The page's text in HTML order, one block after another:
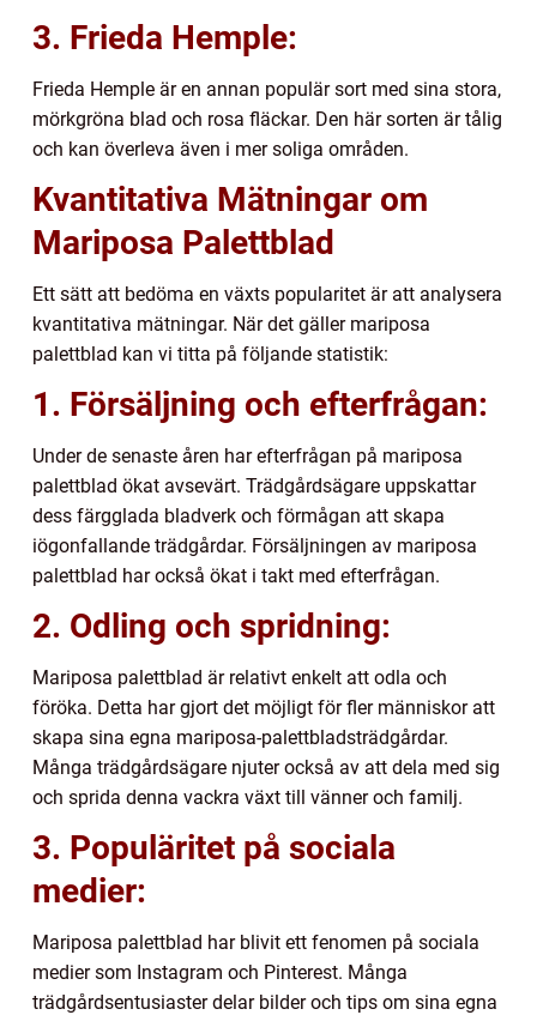
3. Frieda Hemple:
Frieda Hemple är en annan populär sort med sina stora,
mörkgröna blad och rosa fläckar. Den här sorten är tålig
och kan överleva även i mer soliga områden.
Kvantitativa Mätningar om
Mariposa Palettblad
Ett sätt att bedöma en växts popularitet är att analysera
kvantitativa mätningar. När det gäller mariposa
palettblad kan vi titta på följande statistik:
1. Försäljning och efterfrågan:
Under de senaste åren har efterfrågan på mariposa
palettblad ökat avsevärt. Trädgårdsägare uppskattar
dess färgglada bladverk och förmågan att skapa
iögonfallande trädgårdar. Försäljningen av mariposa
palettblad har också ökat i takt med efterfrågan.
2. Odling och spridning:
Mariposa palettblad är relativt enkelt att odla och
föröka. Detta har gjort det möjligt för fler människor att
skapa sina egna mariposa-palettbladsträdgårdar.
Många trädgårdsägare njuter också av att dela med sig
och sprida denna vackra växt till vänner och familj.
3. Populäritet på sociala
medier:
Mariposa palettblad har blivit ett fenomen på sociala
medier som Instagram och Pinterest. Många
trädgårdsentusiaster delar bilder och tips om sina egna